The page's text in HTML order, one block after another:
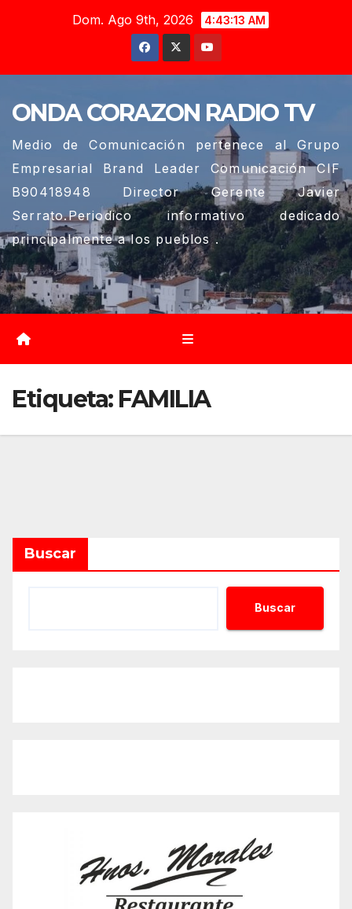
Dom. Ago 9th, 2026 4:43:14 AM
ONDA CORAZON RADIO TV
Medio de Comunicación pertenece al Grupo
Empresarial Brand Leader Comunicación CIF
B90418948 Director Gerente Javier
Serrato.Periodico informativo dedicado
principalmente a los pueblos .
Etiqueta: FAMILIA
Buscar
Buscar